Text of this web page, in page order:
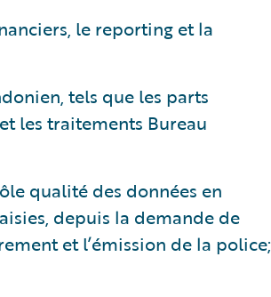
le reporting et la
tels que les parts
les traitements Bureau
qualité des données en
depuis la demande de
et l’émission de la police;